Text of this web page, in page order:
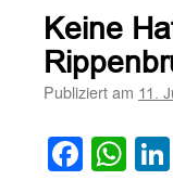
Handy
fällt
in
Frau
stirbt
Keine
Publiziert am 11.